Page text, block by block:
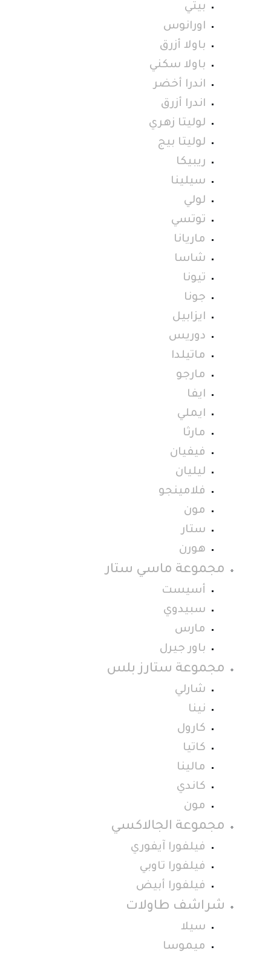
بيتي
اورانوس
باولا أزرق
باولا سكني
اندرا أخضر
اندرا أزرق
لوليتا زهري
لوليتا بيج
ريبيكا
سيلينا
لولي
توتسي
ماريانا
شاسا
تيونا
جونا
ايزابيل
دوريس
ماتيلدا
مارجو
ايفا
ايملي
مارثا
فيفيان
ليليان
فلامينجو
مون
ستار
هورن
مجموعة ماسي ستار
أسيست
سبيدوي
مارس
باور جيرل
مجموعة ستارز بلس
شارلي
نينا
كارول
كاتيا
مالينا
كاندي
مون
مجموعة الجالاكسي
فيلفورا آيفوري
فيلفورا تاوبي
فيلفورا أبيض
شراشف طاولات
سيلا
ميموسا